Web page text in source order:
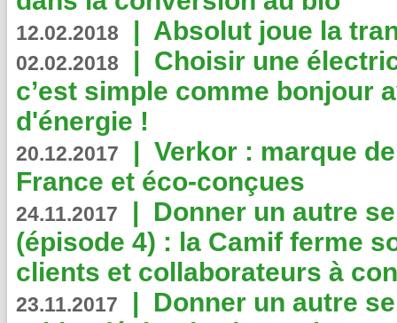
12.02.2018 | Absolut joue la
02.02.2018 | Choisir une
c’est simple comme bonjour
d'énergie !
20.12.2017 | Verkor : marque
France et éco-conçues
24.11.2017 | Donner un autre
(épisode 4) : la Camif ferme
clients et collaborateurs à
23.11.2017 | Donner un autre